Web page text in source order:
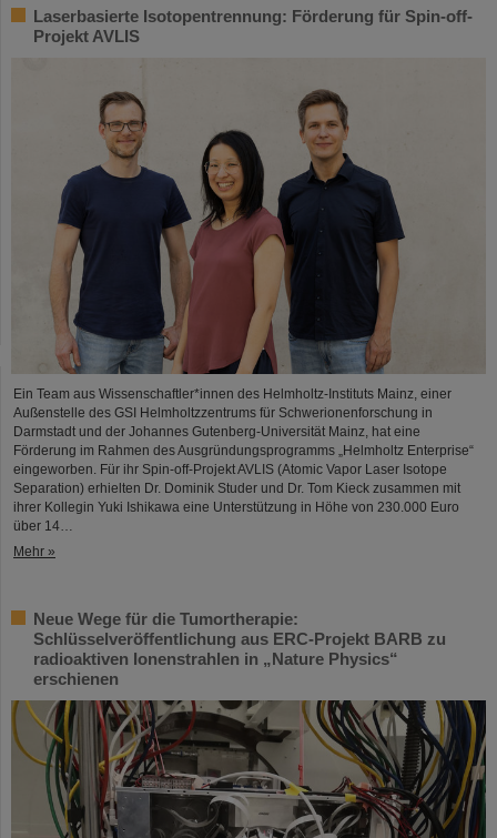
Laserbasierte Isotopentrennung: Förderung für Spin-off-
Projekt AVLIS
Ein Team aus Wissenschaftler*innen des Helmholtz-Instituts Mainz, einer
Außenstelle des GSI Helmholtzzentrums für Schwerionenforschung in
Darmstadt und der Johannes Gutenberg-Universität Mainz, hat eine
Förderung im Rahmen des Ausgründungsprogramms „Helmholtz Enterprise“
eingeworben. Für ihr Spin-off-Projekt AVLIS (Atomic Vapor Laser Isotope
Separation) erhielten Dr. Dominik Studer und Dr. Tom Kieck zusammen mit
ihrer Kollegin Yuki Ishikawa eine Unterstützung in Höhe von 230.000 Euro
über 14…
Mehr »
Neue Wege für die Tumortherapie:
Schlüsselveröffentlichung aus ERC-Projekt BARB zu
radioaktiven Ionenstrahlen in „Nature Physics“
erschienen